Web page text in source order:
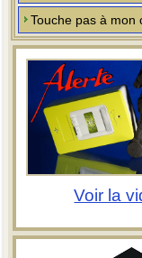
Touche pas à mon
Voir la